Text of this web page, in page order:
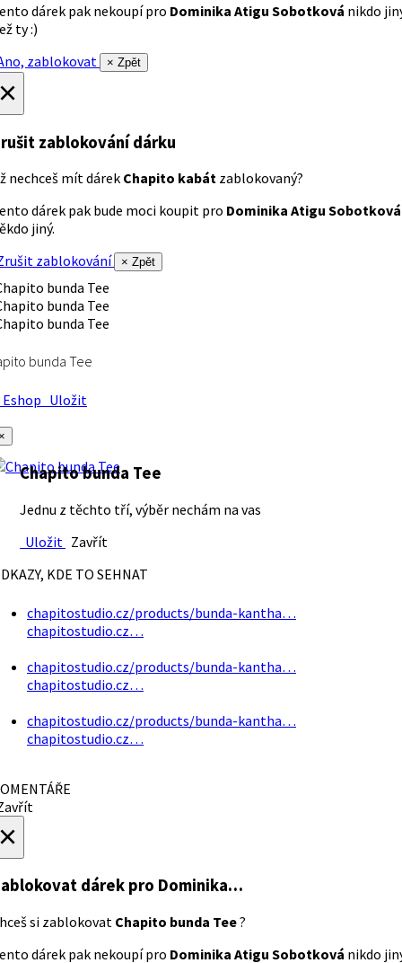
dárek pak nekoupí pro Dominika Atigu Sobotková nikdo
ty :)
zablokovat
× Zpět
zablokování dárku
nechceš mít dárek Chapito kabát zablokovaný?
dárek pak bude moci koupit pro Dominika Atigu Sobotková
jiný.
zablokování
× Zpět
bunda Tee
Uložit
Chapito bunda Tee
Jednu z těchto tří, výběr nechám na vas
Uložit Zavřít
KDE TO SEHNAT
chapitostudio.cz/products/bunda-kantha…
chapitostudio.cz…
chapitostudio.cz/products/bunda-kantha…
chapitostudio.cz…
chapitostudio.cz/products/bunda-kantha…
chapitostudio.cz…
dárek pro Dominika…
si zablokovat Chapito bunda Tee?
dárek pak nekoupí pro Dominika Atigu Sobotková nikdo